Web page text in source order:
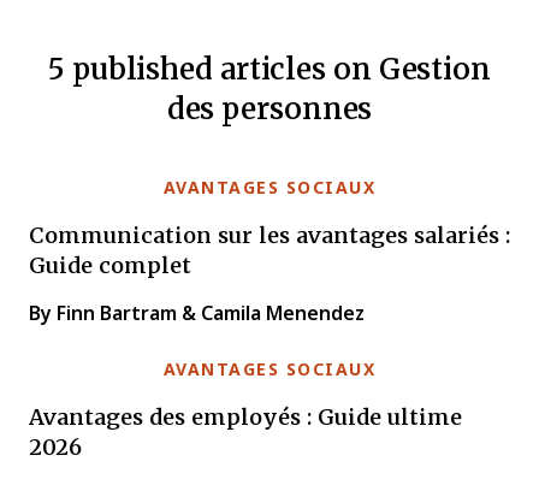
5 published articles on Gestion
des personnes
AVANTAGES SOCIAUX
Communication sur les avantages salariés :
Guide complet
By Finn Bartram & Camila Menendez
AVANTAGES SOCIAUX
Avantages des employés : Guide ultime
2026